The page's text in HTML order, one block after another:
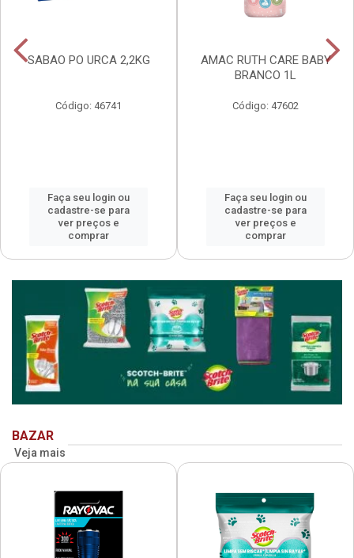
SABAO PO URCA 2,2KG
Código: 46741
Faça seu login ou
cadastre-se para
ver preços e
comprar
AMAC RUTH CARE BABY
BRANCO 1L
Código: 47602
Faça seu login ou
cadastre-se para
ver preços e
comprar
BAZAR
Veja mais